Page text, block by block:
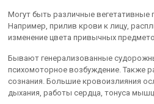
Могут быть различные вегетативные
Например, прилив крови к лицу,
изменение цвета привычных
Бывают генерализованные
психомоторное возбуждение. Также
сознания. Большие кровоизлияния
дыхания, работы сердца, тонуса мышц